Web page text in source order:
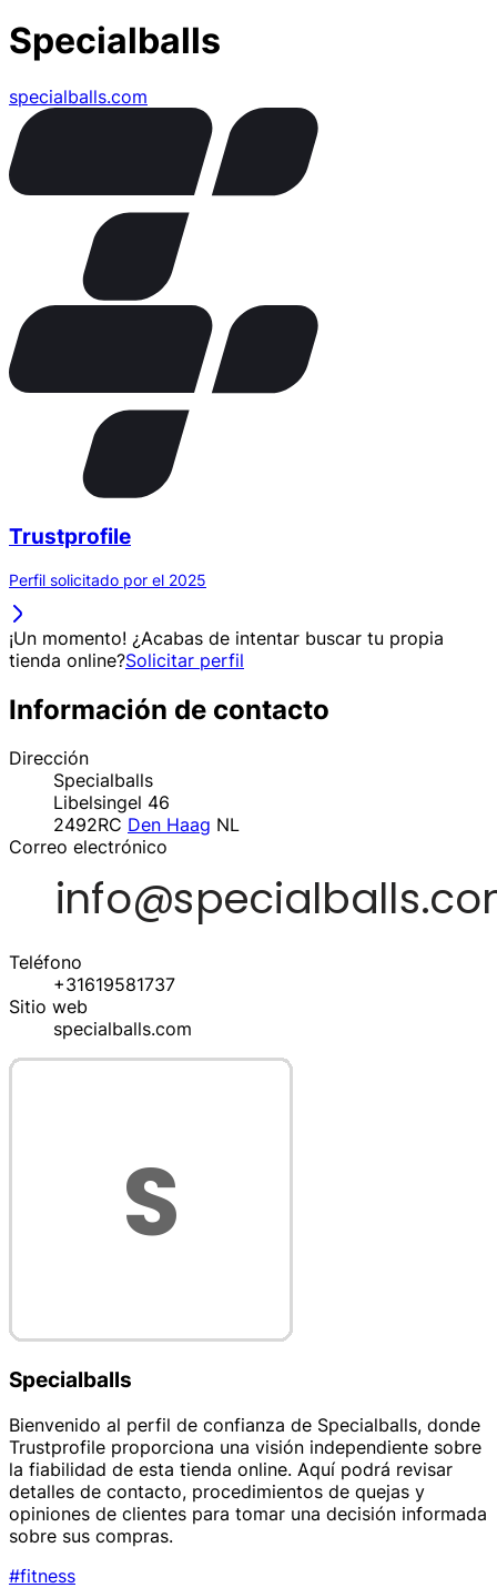
Specialballs
specialballs.com
Trustprofile
Perfil solicitado por el 2025
¡Un momento! ¿Acabas de intentar buscar tu propia
tienda online?Solicitar perfil
Información de contacto
Dirección
Specialballs
Libelsingel 46
2492RC Den Haag NL
Correo electrónico
Teléfono
+31619581737
Sitio web
specialballs.com
Specialballs
Bienvenido al perfil de confianza de Specialballs, donde
Trustprofile proporciona una visión independiente sobre
la fiabilidad de esta tienda online. Aquí podrá revisar
detalles de contacto, procedimientos de quejas y
opiniones de clientes para tomar una decisión informada
sobre sus compras.
#fitness